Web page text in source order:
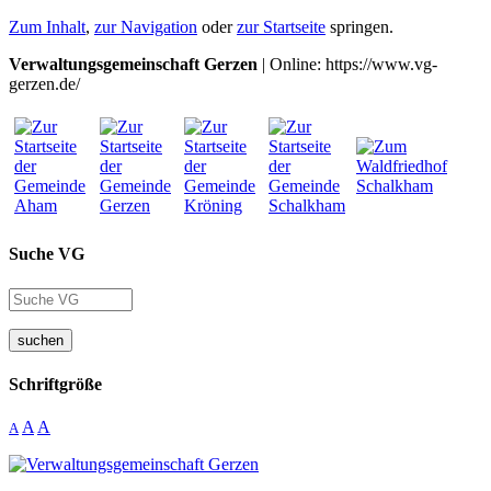
Zum Inhalt, zur Navigation oderzur Startseite springen.
Verwaltungsgemeinschaft Gerzen | Online: https://www.vg-
gerzen.de/
Suche VG
suchen
Schriftgröße
A A A